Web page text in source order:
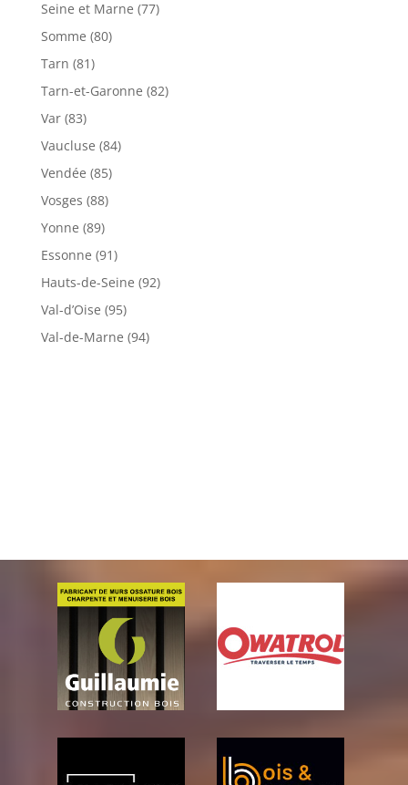
Seine et Marne (77)
Somme (80)
Tarn (81)
Tarn-et-Garonne (82)
Var (83)
Vaucluse (84)
Vendée (85)
Vosges (88)
Yonne (89)
Essonne (91)
Hauts-de-Seine (92)
Val-d’Oise (95)
Val-de-Marne (94)